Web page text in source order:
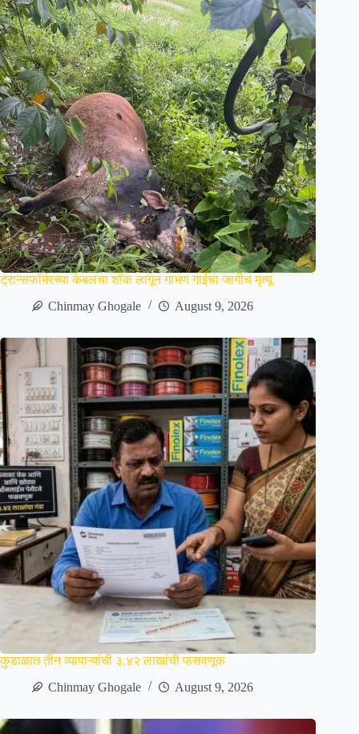
ट्रान्सफॉर्मरच्या केबलचा शॉक लागून गाभण गाईचा जागीच मृत्यू
Chinmay Ghogale
August 9, 2026
कुडाळात तीन व्यापाऱ्यांची ३.४२ लाखांची फसवणूक
Chinmay Ghogale
August 9, 2026